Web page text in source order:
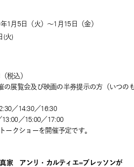
1月5日（火）～1月15日（金）
(火)
税込）
の展覧会及び映画の半券提示の方（いつの
／14:30／16:30
／15:00／17:00
ークショーを開催予定です。
家 アンリ・カルティエ=ブレッソンが